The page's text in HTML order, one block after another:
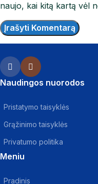
naujo, kai kitą kartą vėl
Naudingos nuorodos
Pristatymo taisyklės
Grąžinimo taisyklės
Privatumo politika
Meniu
Pradinis